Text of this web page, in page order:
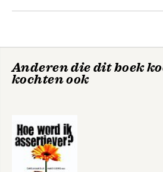
Samenwerken
Anderen die dit boek
kochten ook